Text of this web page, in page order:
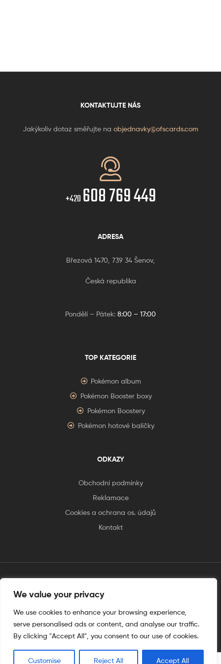
We value your privacy
We use cookies to enhance your browsing experience,
serve personalised ads or content, and analyse our traffic.
By clicking "Accept All", you consent to our use of cookies.
Customise Reject All Accept All
KONTAKTUJTE NÁS
Jakýkoliv dotaz směřujte na objednavky@ofscards.com
+420 608 769 449
ADRESA
Březová 1470, 739 34 Šenov,
Česká republika
Pondělí – Pátek: 8:00 – 17:00
TOP KATEGORIE
Pokémon album
Pokémon Booster boxy
Pokémon Boostery
Pokémon hotové balíčky
ODKAZY
Obchodní podmínky
Reklamace
Cookies a ochrana os. údajů
Kontakt
tento web je vytvořen úplnějinak